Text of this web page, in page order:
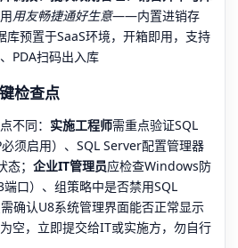
用友畅捷通好生意——内置进销存
库预置于SaaS环境，开箱即用，支持
PDA扫码出入库
检查点
不同： 实施工程师需重点验证SQL
须启用）、SQL Server配置管理器
； 企业IT管理员应检查Windows防
口）、组策略中是否禁用SQL
确认U8系统管理界面能否正常显示
空，立即提交给IT或实施方，勿自行